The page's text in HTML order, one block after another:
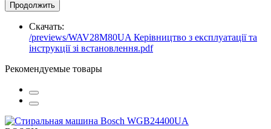
Продолжить
Скачать:
/previews/WAV28M80UA Керівництво з експлуатації та
інструкції зі встановлення.pdf
Рекомендуемые товары